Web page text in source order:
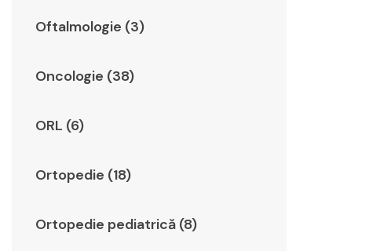
Oftalmologie (3)
Oncologie (38)
ORL (6)
Ortopedie (18)
Ortopedie pediatrică (8)